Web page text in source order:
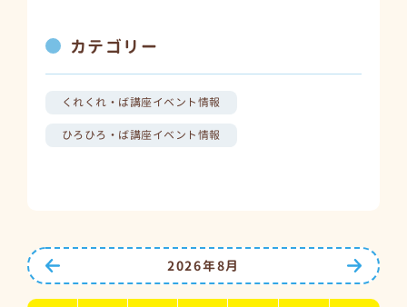
カテゴリー
くれくれ・ば講座イベント情報
ひろひろ・ば講座イベント情報
次の月
2026年8月